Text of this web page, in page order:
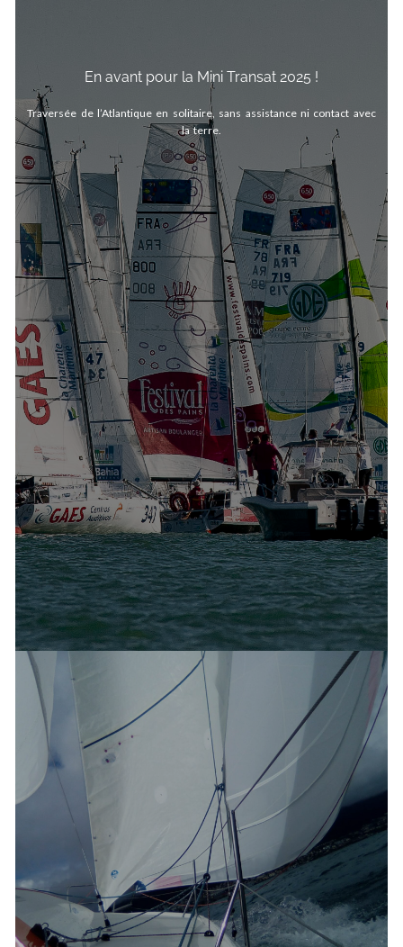
En avant pour la Mini Transat 2025 !
Traversée de l’Atlantique en solitaire, sans assistance ni contact avec
la terre.